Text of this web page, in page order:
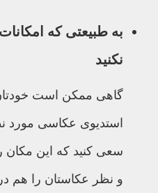
به طبیعتی که
نکنید
گاهی ممکن است
استدیوی عکاسی مورد
سعی کنید که این مکان
و نظر عکاستان را هم